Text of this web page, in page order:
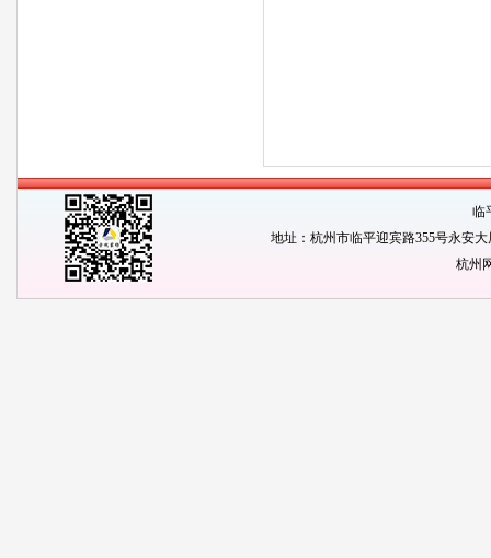
临
地址：杭州市临平迎宾路355号永安大
杭州